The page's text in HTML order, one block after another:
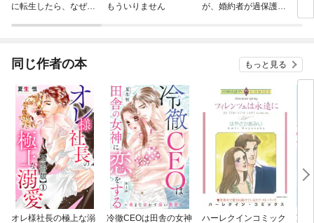
に転生したら、なぜか
もういりません
が、婚約者が過保護す
同じ作者の本 もっと見る
オレ様社長の極上な溺
冷徹CEOは田舎の女神
ハーレクインコミック
冷